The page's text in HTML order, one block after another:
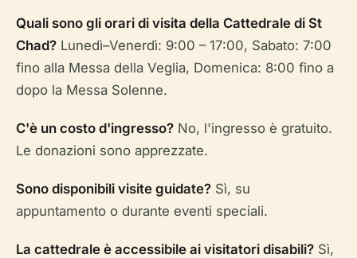
Quali sono gli orari di visita della Cattedrale di St
Chad? Lunedì–Venerdì: 9:00 – 17:00, Sabato: 7:00
fino alla Messa della Veglia, Domenica: 8:00 fino a
dopo la Messa Solenne.
C'è un costo d'ingresso? No, l'ingresso è gratuito.
Le donazioni sono apprezzate.
Sono disponibili visite guidate? Sì, su
appuntamento o durante eventi speciali.
La cattedrale è accessibile ai visitatori disabili? Sì,